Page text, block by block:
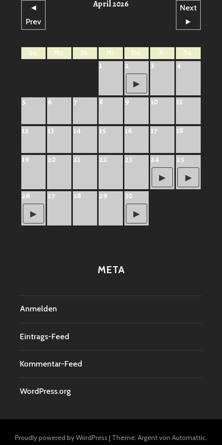
◄
Prev
April 2026
Next
►
So. Mo. Di. Mi. Do. Fr. Sa.
1 2 3 4
5 6 7 8 9 10 11
12 13 14 15 16 17 18
19 20 21 22 23 24 25
26 27 28 29 30
META
Anmelden
Eintrags-Feed
Kommentar-Feed
WordPress.org
Proudly powered by WordPress | Theme: Argent von Automattic.